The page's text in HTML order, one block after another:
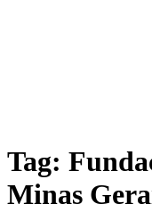
Tag:
Minas